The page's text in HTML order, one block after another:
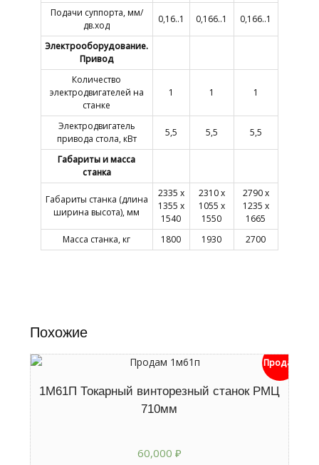
Подачи суппорта, мм/
дв.ход
0,16..1 0,166..1 0,166..1
Электрооборудование.
Привод
Количество
электродвигателей на
станке
1 1 1
Электродвигатель
привода стола, кВт
5,5 5,5 5,5
Габариты и масса
станка
Габариты станка (длина
ширина высота), мм
2335 х
1355 х
1540
2310 х
1055 х
1550
2790 х
1235 х
1665
Масса станка, кг
1800 1930 2700
Похожие
Продан
1М61П Токарный винторезный станок РМЦ
710мм
60,000 ₽